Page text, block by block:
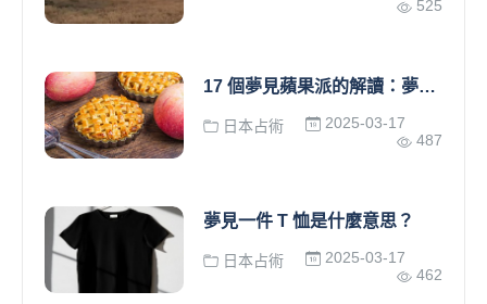
525
17 個夢見蘋果派的解讀：夢見蘋果派並把它切成小塊
日本占術
2025-03-17
487
夢見一件 T 恤是什麼意思？
日本占術
2025-03-17
462